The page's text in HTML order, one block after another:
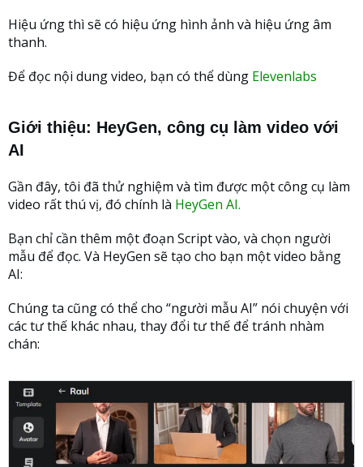
Hiệu ứng thì sẽ có hiệu ứng hình ảnh và hiệu ứng âm
thanh.
Để đọc nội dung video, bạn có thể dùng Elevenlabs
Giới thiệu: HeyGen, công cụ làm video với
AI
Gần đây, tôi đã thử nghiệm và tìm được một công cụ làm
video rất thú vị, đó chính là HeyGen AI.
Bạn chỉ cần thêm một đoạn Script vào, và chọn người
mẫu để đọc. Và HeyGen sẽ tạo cho bạn một video bằng
AI:
Chúng ta cũng có thể cho “người mẫu AI” nói chuyện với
các tư thế khác nhau, thay đổi tư thế để tránh nhàm
chán: